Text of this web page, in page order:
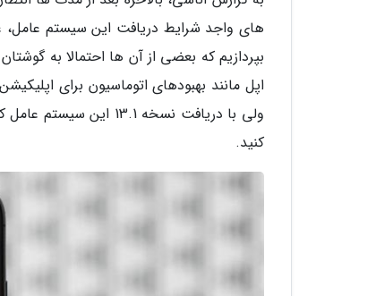
بپردازیم که بعضی از آن ها احتمالا به
کنید.